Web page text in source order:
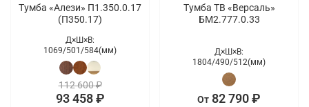
Тумба «Алези» П1.350.0.17
(П350.17)
Д×Ш×В:
1069/501/584(мм)
112 600 ₽
93 458 ₽
Тумба ТВ «Версаль»
БМ2.777.0.33
Д×Ш×В:
1804/490/512(мм)
От 82 790 ₽